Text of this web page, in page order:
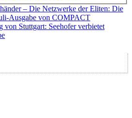
– Die Netzwerke der Eliten: Die
Ausgabe von COMPACT
von Stuttgart: Seehofer verbietet